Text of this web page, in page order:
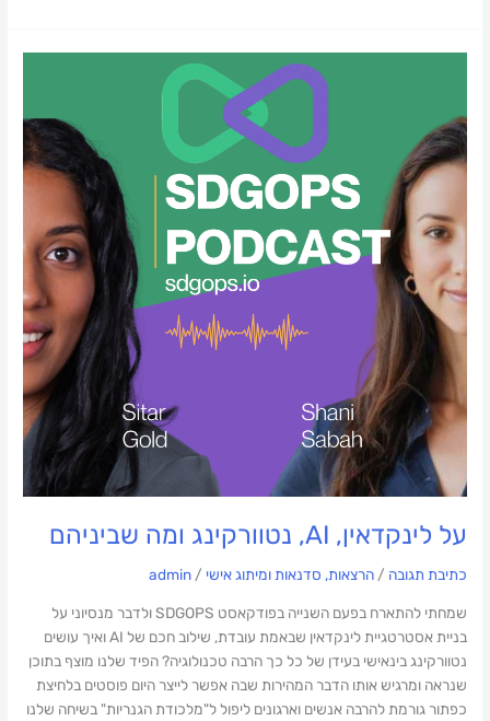
על לינקדאין, AI, נטוורקינג ומה שביניהם
כתיבת תגובה /הרצאות, סדנאות ומיתוג אישי /
admin
שמחתי להתארח בפעם השנייה בפודקאסט SDGOPS ולדבר מנסיוני על
בניית אסטרטגיית לינקדאין שבאמת עובדת, שילוב חכם של AI ואיך עושים
נטוורקינג בינאישי בעידן של כל כך הרבה טכנולוגיה? הפיד שלנו מוצף בתוכן
שנראה ומרגיש אותו הדבר המהירות שבה אפשר לייצר היום פוסטים בלחיצת
כפתור גורמת להרבה אנשים וארגונים ליפול ל"מלכודת הגנריות" בשיחה שלנו
נטוורקינג
ומה
שביניהם